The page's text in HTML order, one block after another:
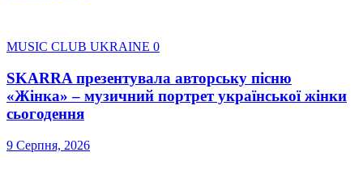
MUSIC CLUB UKRAINE 0
SKARRA презентувала авторську пісню
«Жінка» – музичний портрет української жінки
сьогодення
9 Серпня, 2026